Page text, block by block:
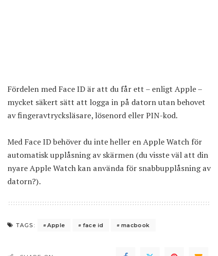
Fördelen med Face ID är att du får ett – enligt Apple –
mycket säkert sätt att logga in på datorn utan behovet
av fingeravtrycksläsare, lösenord eller PIN-kod.
Med Face ID behöver du inte heller en Apple Watch för
automatisk upplåsning av skärmen (du visste väl att din
nyare Apple Watch kan använda för snabbupplåsning av
datorn?).
TAGS: Apple face id macbook